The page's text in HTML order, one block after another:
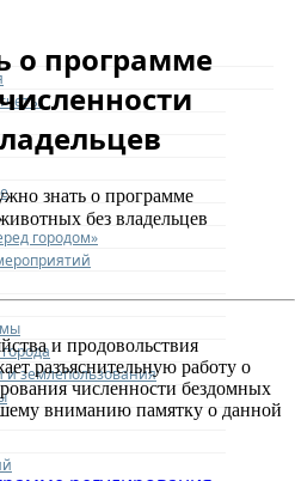
городом»
и землепользования
о программе
знать о программе
без владельцев
и продовольствия
разъяснительную работу о
численности бездомных
вниманию памятку о данной